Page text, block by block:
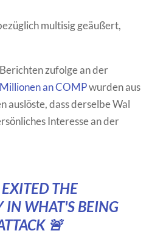
multisig geäußert,
zufolge an der
an COMPwurden aus
auslöste, dass derselbe Wal
Interesse an der
THE
IN WHAT'S BEING
🚨